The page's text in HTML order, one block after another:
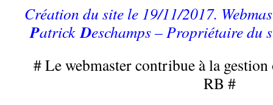
Création du site le 19/11/2017.
PatrickDeschamps – Propriétaire du
# Le webmaster contribue à la
RB #